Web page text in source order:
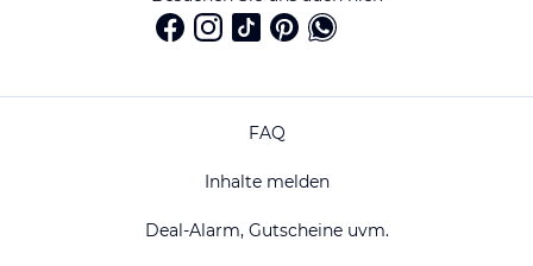
FAQ
Inhalte melden
Deal-Alarm, Gutscheine uvm.